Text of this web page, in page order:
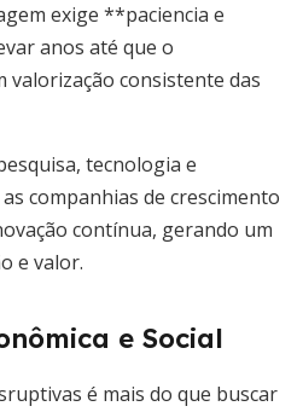
exige **paciencia e
anos até que o
valorização consistente das
tecnologia e
companhias de crescimento
contínua, gerando um
e valor.
e Social
é mais do que buscar